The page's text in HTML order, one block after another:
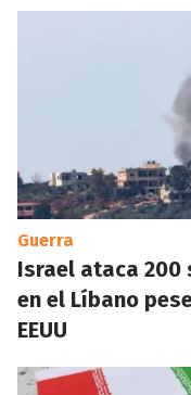
Guerra
Israel ataca 200
en el Líbano
EEUU